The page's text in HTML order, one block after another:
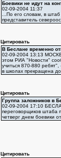
Боевики не идут на
02-09-2004 11:37
...По его словам, в
представитель
Цитировать
В Беслане временно
02-09-2004 13:13
этом РИА "Новости"
учиться 870-880
в школах прекращена
Цитировать
Группа заложников в
02-09-2004 17:10
переговорщиков штаба
четверг днем боевики
Цитировать